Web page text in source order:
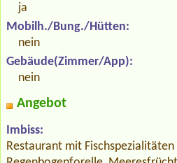
ja
Mobilh./Bung./Hütten:
nein
Gebäude(Zimmer/App):
nein
Angebot
Imbiss:
Restaurant mit Fischspezialitäten